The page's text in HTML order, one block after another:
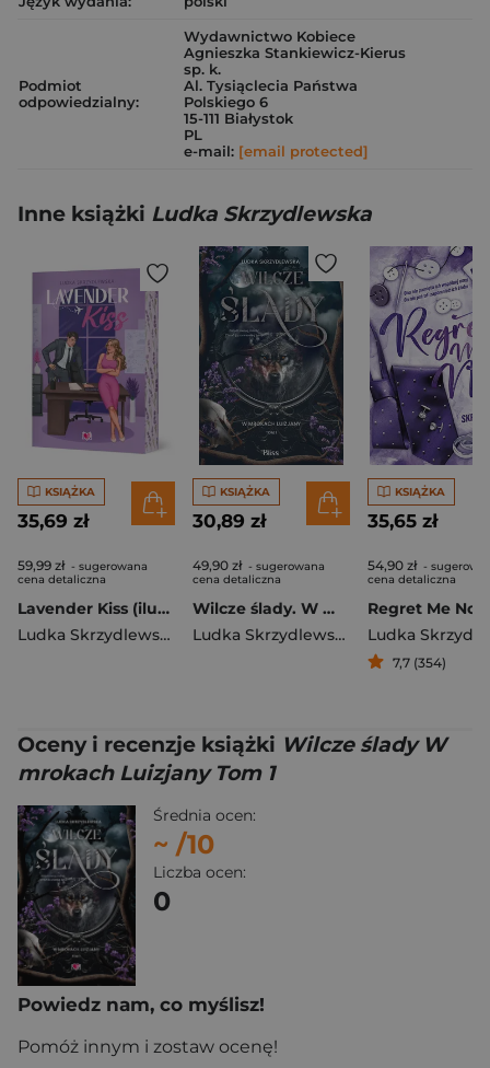
Podmiot
odpowiedzialny:
Wydawnictwo Kobiece
Agnieszka Stankiewicz-Kierus
sp. k.
Al. Tysiąclecia Państwa
Polskiego 6
15-111 Białystok
PL
e-mail: [email protected]
Inne książki Ludka Skrzydlewska
KSIĄŻKA
35,69 zł
59,99 zł - sugerowana
cena detaliczna
Lavender Kiss (ilustrowane brzegi)
Ludka Skrzydlewska
KSIĄŻKA
30,89 zł
49,90 zł - sugerowana
cena detaliczna
Wilcze ślady. W mrokach Luizjany. Tom 1
Ludka Skrzydlewska
KSIĄŻKA
35,65 zł
54,90 zł -
cena detaliczna
Regret Me Not
7,7 (354)
Oceny i recenzje książki Wilcze ślady W
mrokach Luizjany Tom 1
Średnia ocen:
~ /10
Liczba ocen:
0
Powiedz nam, co myślisz!
Pomóż innym i zostaw ocenę!